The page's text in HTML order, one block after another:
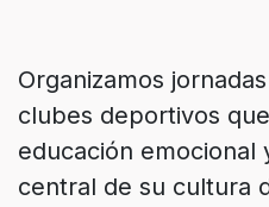
Organizamos
clubes deportivos
educación emocional
central de su cultura